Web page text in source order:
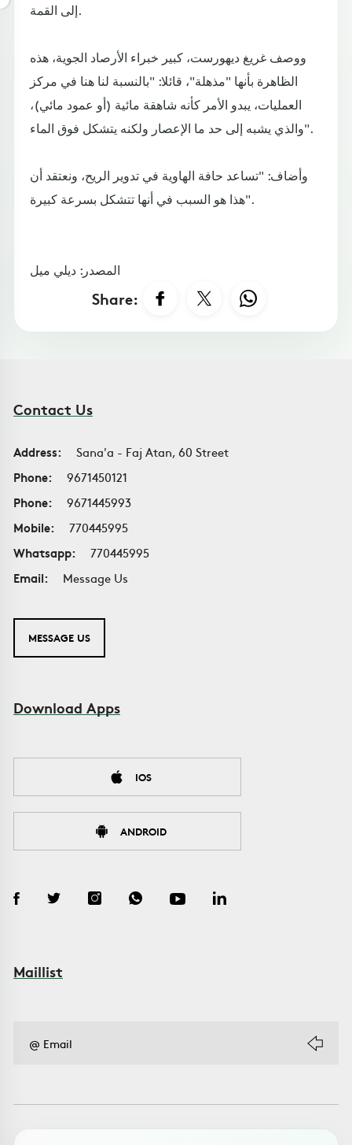
إلى القمة.
ووصف غريغ ديهورست، كبير خبراء الأرصاد الجوية، هذه
الظاهرة بأنها "مذهلة"، قائلا: "بالنسبة لنا هنا في مركز
العمليات، يبدو الأمر كأنه شاهقة مائية (أو عمود مائي)،
والذي يشبه إلى حد ما الإعصار ولكنه يتشكل فوق الماء".
وأضاف: "تساعد حافة الهاوية في تدوير الريح، ونعتقد أن
هذا هو السبب في أنها تتشكل بسرعة كبيرة".
المصدر: ديلي ميل
Share:
Contact Us
Address:
Sana'a - Faj Atan, 60 Street
Phone:
9671450121
Phone:
9671445993
Mobile:
770445995
Whatsapp:
770445995
Email:
Message Us
MESSAGE US
Download Apps
IOS
ANDROID
Maillist